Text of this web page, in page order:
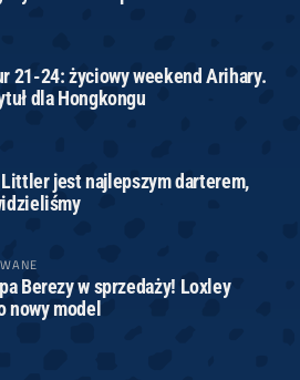
21-24: życiowy weekend Arihary.
dla Hongkongu
jest najlepszym darterem,
Berezy w sprzedaży! Loxley
nowy model